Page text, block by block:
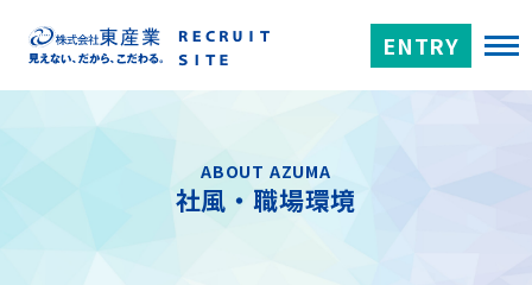
ENTRY
ABOUT AZUMA
社風・職場環境